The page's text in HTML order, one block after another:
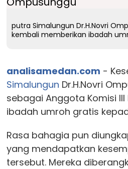
putra Simalungun Dr.H.Novri
kembali memberikan ibadah
analisamedan.com -
Simalungun Dr.H.Novri
sebagai Anggota Komisi
ibadah umroh gratis
Rasa bahagia pun
yang mendapatkan
tersebut. Mereka